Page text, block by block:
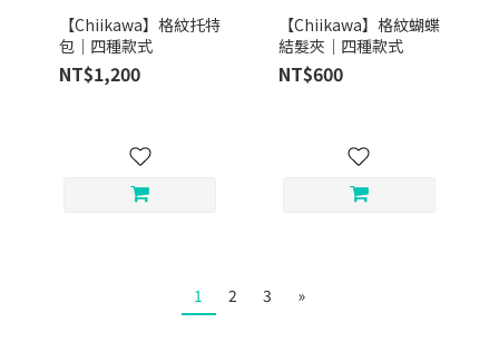
【Chiikawa】格紋托特
包｜四種款式
NT$1,200
【Chiikawa】格紋蝴蝶
結髮夾｜四種款式
NT$600
1 2 3 »